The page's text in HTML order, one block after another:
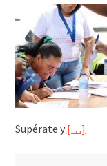
Supérate y […]